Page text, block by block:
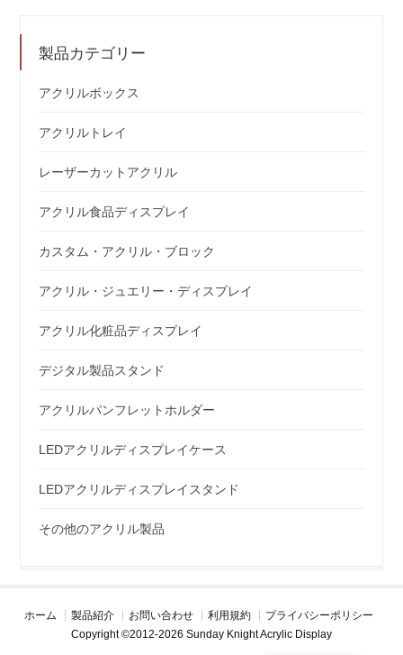
製品カテゴリー
アクリルボックス
アクリルトレイ
レーザーカットアクリル
アクリル食品ディスプレイ
カスタム・アクリル・ブロック
アクリル・ジュエリー・ディスプレイ
アクリル化粧品ディスプレイ
デジタル製品スタンド
アクリルパンフレットホルダー
LEDアクリルディスプレイケース
LEDアクリルディスプレイスタンド
その他のアクリル製品
ホーム 製品紹介 お問い合わせ 利用規約
プライバシーポリシー
Copyright ©2012-2026 Sunday Knight Acrylic Display